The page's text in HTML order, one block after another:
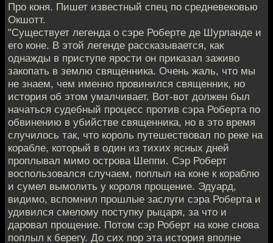
Про коня. Пишет известный спец по средневековью
Окшотт.
"Существует легенда о сэре Роберте де Шурланде и
его коне. В этой легенде рассказывается, как
однажды в приступе ярости он приказал заживо
закопать в землю священника. Очень жаль, что мы
не знаем, чем именно провинился священник, но
история об этом умалчивает. Вот-вот должен был
начаться судебный процесс против сэра Роберта по
обвинению в убийстве священника, но в это время
случилось так, что король путешествовал по реке на
корабле, который в один из тихих ясных дней
проплывал мимо острова Шеппи. Сэр Роберт
воспользовался случаем, поплыл на коне к кораблю
и сумел вымолить у короля прощение. Эдуард,
видимо, вспомнил прошлые заслуги сэра Роберта и
удивился смелому поступку рыцаря, за что и
даровал прощение. Потом сэр Роберт на коне снова
поплыл к берегу. До сих пор эта история вполне